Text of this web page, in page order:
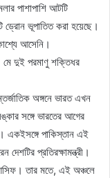
পাশাপাশি আটটি
ভূপাতিত করা হয়েছে।
আসেনি।
মে দুই পরমাণু শক্তিধর
অঙ্গনে ভারত এখন
সঙ্গে ভারতের আগের
একইসঙ্গে পাকিস্তান এই
প্রতিরক্ষামন্ত্রী।
তার মতে, এই অঞ্চলে